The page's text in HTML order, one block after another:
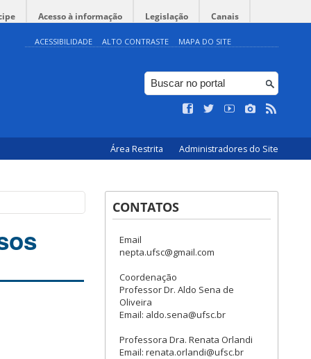
Acesso à informação Legislação Canais
ACESSIBILIDADE ALTO CONTRASTE MAPA DO SITE
Área Restrita Administradores do Site
CONTATOS
Email
nepta.ufsc@gmail.com
Coordenação
Professor Dr. Aldo Sena de
Oliveira
Email: aldo.sena@ufsc.br
Professora Dra. Renata Orlandi
Email: renata.orlandi@ufsc.br